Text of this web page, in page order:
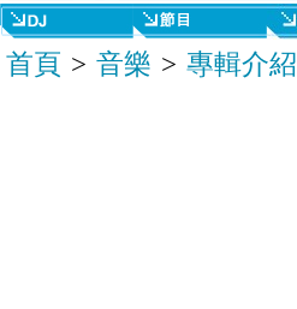
首頁 > 音樂 > 專輯介紹